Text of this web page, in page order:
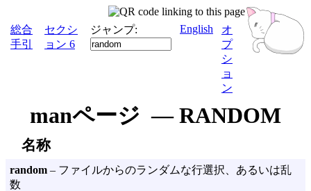
総合
手引
セクシ
ョン 6
ジャンプ: English
オ
プ
シ
ョ
ン
manページ — RANDOM
名称
random – ファイルからのランダムな行選択、あるいは乱
数